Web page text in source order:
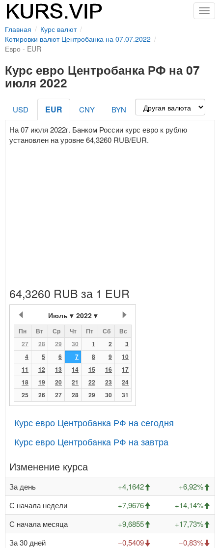
Главная
Курс валют
Котировки валют Центробанка на 07.07.2022
Евро - EUR
Курс евро Центробанка РФ на 07
июля 2022
USD EUR CNY
BYN
На 07 июля 2022г. Банком России курс евро к рублю
установлен на уровне 64,3260 RUB/EUR.
64,3260 RUB за 1 EUR
Июль 2022
Пн Вт Ср Чт Пт Сб
Вс
27
28 29 30 1 2
3
4
5 6 7 8 9
10
11
12 13 14 15 16
17
18
19 20 21 22 23
24
25
26 27 28 29 30 31
Курс евро Центробанка РФ на сегодня
Курс евро Центробанка РФ на завтра
Изменение курса
За день +4,1642
+6,92%
С начала недели
+7,9676
+14,14%
С начала месяца
+9,6855
+17,73%
За 30 дней
−0,5409
−0,83%